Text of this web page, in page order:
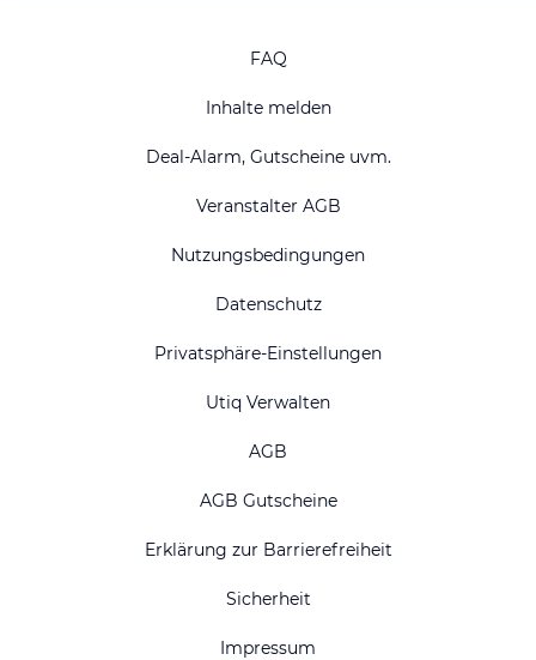
FAQ
Inhalte melden
Deal-Alarm, Gutscheine uvm.
Veranstalter AGB
Nutzungsbedingungen
Datenschutz
Privatsphäre-Einstellungen
Utiq Verwalten
AGB
AGB Gutscheine
Erklärung zur Barrierefreiheit
Sicherheit
Impressum